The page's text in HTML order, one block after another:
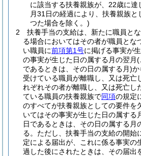
に該当する扶養親族が、22歳に達
月31日の経過により、扶養親族
つた場合を除く。)
2
扶養手当の支給は、新たに職員と
る場合においてはその者が職員とな
い職員に前項第1号に掲げる事実が
の事実が生じた日の属する月の翌月(
であるときは、その日の属する月)か
受けている職員が離職し、又は死亡
れぞれその者が離職し、又は死亡し
ている職員の扶養親族で同項の規定
のすべてが扶養親族としての要件を
いてはその事実が生じた日の属する
日であるときは、その日の属する月
る。 ただし、扶養手当の支給の開始
定による届出が、これに係る事実の
過した後にされたときは、その届出